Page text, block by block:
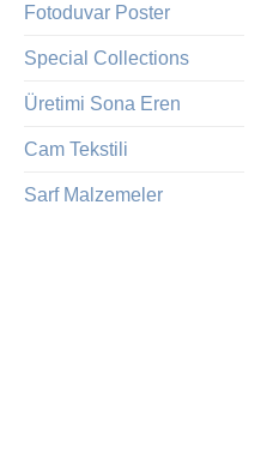
Fotoduvar Poster
Special Collections
Üretimi Sona Eren
Cam Tekstili
Sarf Malzemeler